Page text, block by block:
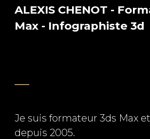
ALEXIS CHENOT -
Max - Infographiste 3d
Je suis formateur 3ds Max
depuis 2005.